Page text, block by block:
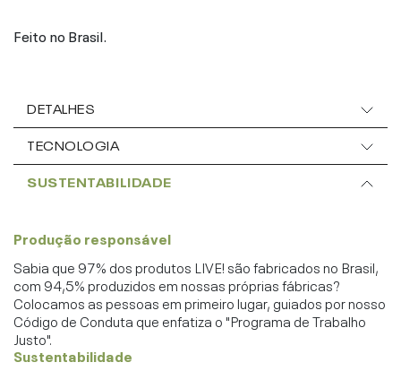
Feito no Brasil.
DETALHES
TECNOLOGIA
SUSTENTABILIDADE
Produção responsável
Sabia que 97% dos produtos LIVE! são fabricados no Brasil,
com 94,5% produzidos em nossas próprias fábricas?
Colocamos as pessoas em primeiro lugar, guiados por nosso
Código de Conduta que enfatiza o "Programa de Trabalho
Justo".
Sustentabilidade